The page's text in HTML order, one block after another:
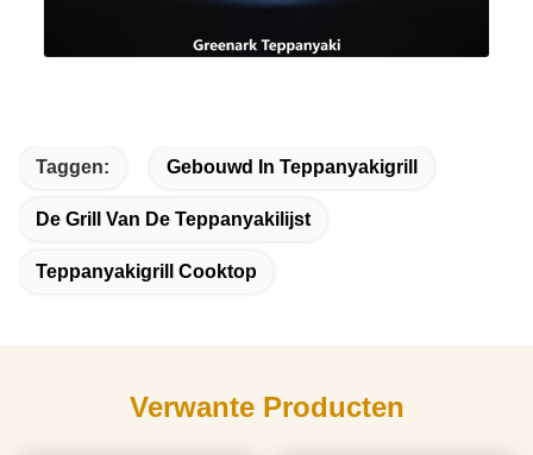
Taggen: Gebouwd In Teppanyakigrill
De Grill Van De Teppanyakilijst
Teppanyakigrill Cooktop
Verwante Producten